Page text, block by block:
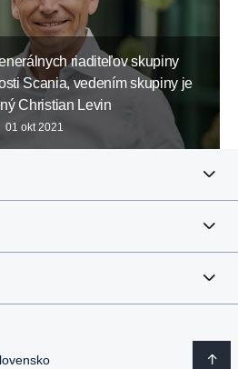
riaditeľov skupiny
Scania, vedením skupiny je
Christian Levin
01 okt 2021